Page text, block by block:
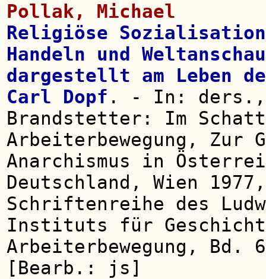
Pollak, Michael
Religiöse
Handeln und
dargestellt am Leben
Carl Dopf . - In: ders.,
Brandstetter: Im
Arbeiterbewegung, Zur
Anarchismus in
Deutschland, Wien 1977,
Schriftenreihe des
Instituts für
Arbeiterbewegung, Bd.
[Bearb.: js]